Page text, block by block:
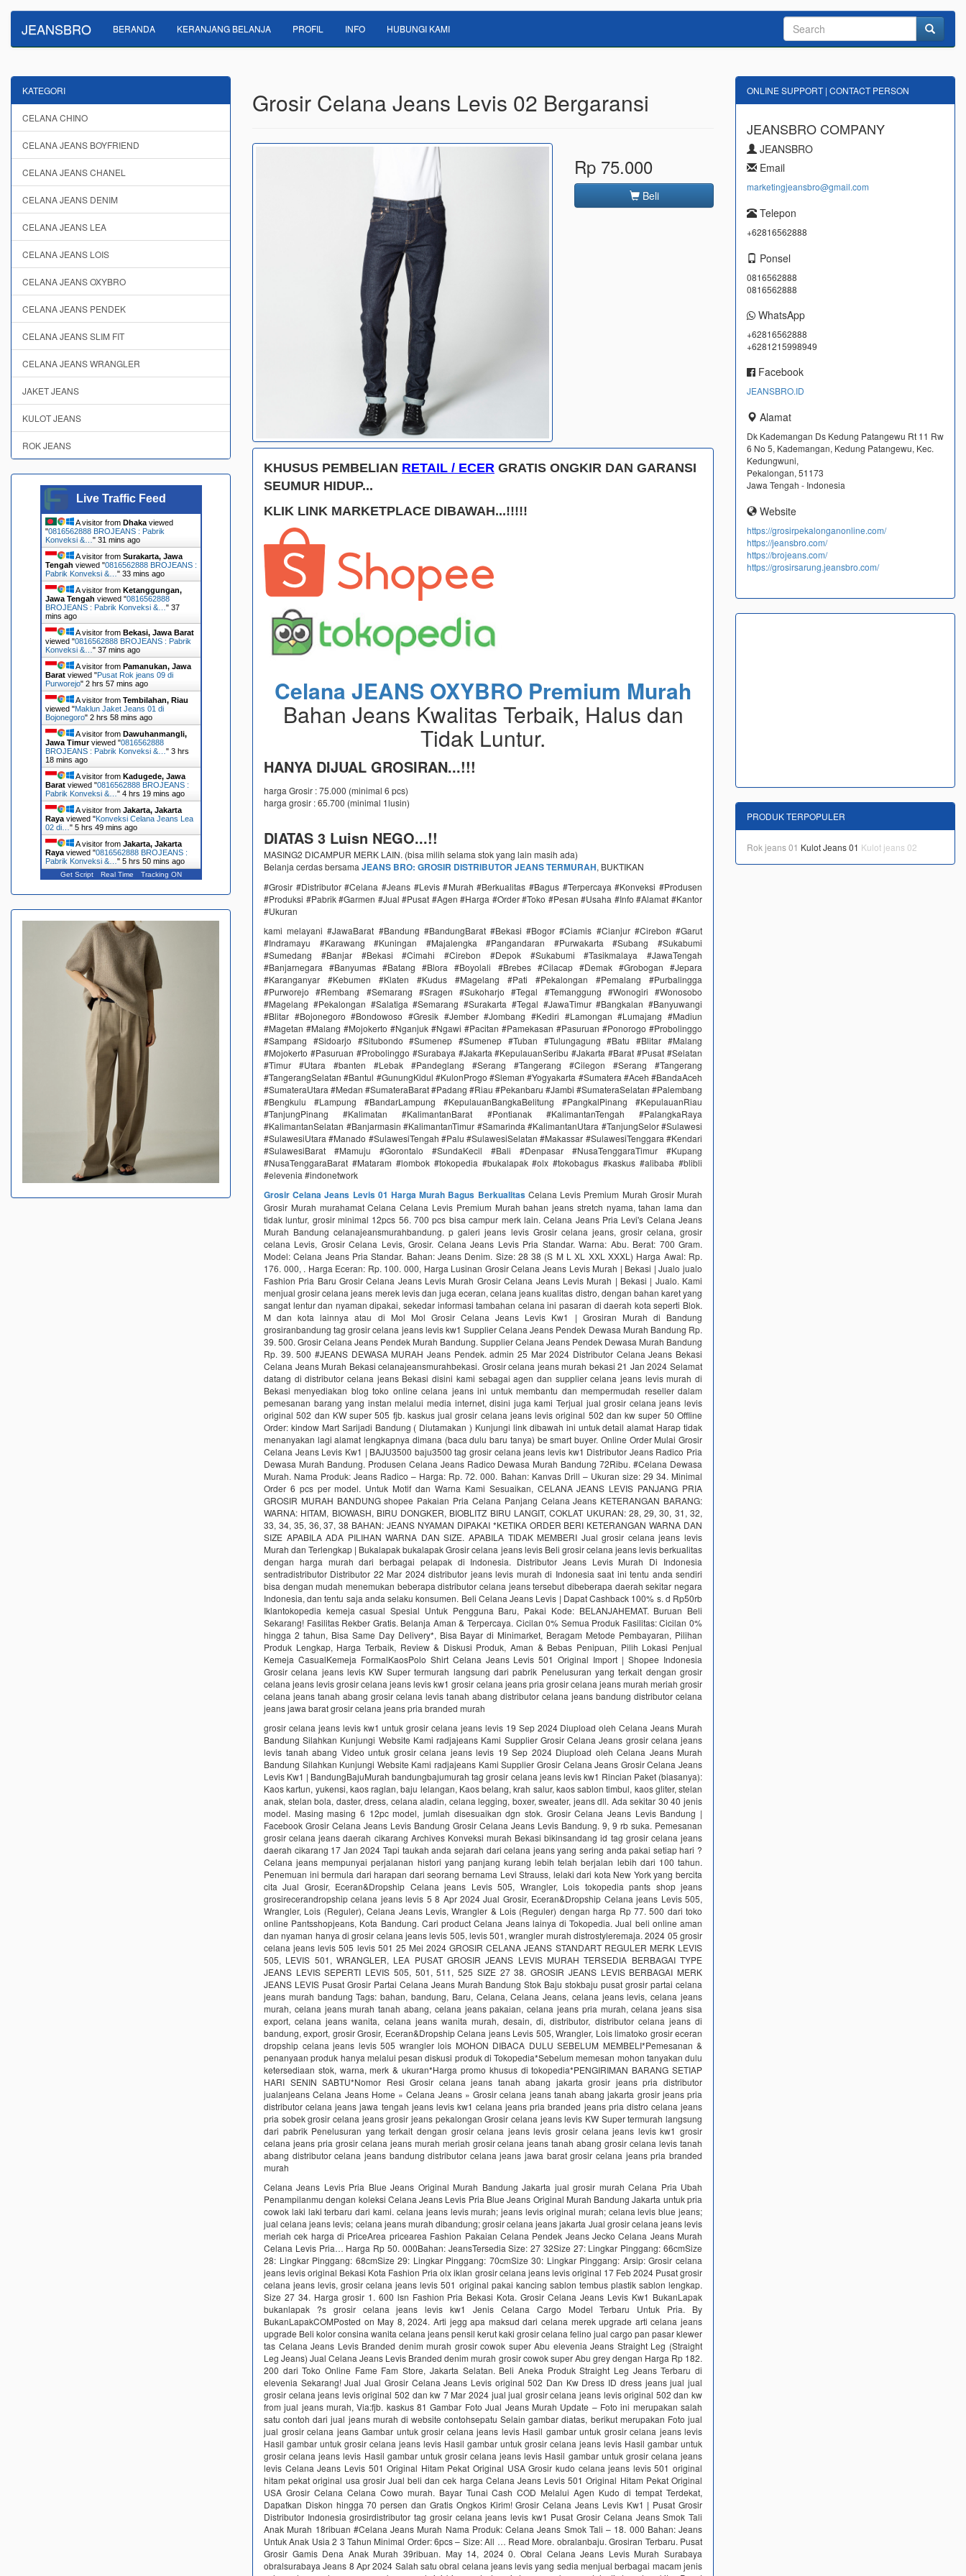
JEANSBRO BERANDA KERANJANG BELANJA PROFIL INFO HUBUNGI KAMI
Grosir Celana Jeans Levis 02 Bergaransi
Rp 75.000
Beli
KHUSUS PEMBELIAN RETAIL / ECER GRATIS ONGKIR DAN GARANSI
SEUMUR HIDUP...
KLIK LINK MARKETPLACE DIBAWAH...!!!!!
Celana JEANS OXYBRO Premium Murah
Bahan Jeans Kwalitas Terbaik, Halus dan
Tidak Luntur.
HANYA DIJUAL GROSIRAN...!!!
harga Grosir : 75.000 (minimal 6 pcs)
harga grosir : 65.700 (minimal 1lusin)
DIATAS 3 Luisn NEGO...!!
MASING2 DICAMPUR MERK LAIN. (bisa milih selama stok yang lain masih ada)
Belanja cerdas bersama JEANS BRO: GROSIR DISTRIBUTOR JEANS TERMURAH, BUKTIKAN
#Grosir #Distributor #Celana #Jeans #Levis #Murah #Berkualitas #Bagus #Terpercaya #Konveksi #Produsen
#Produksi #Pabrik #Garmen #Jual #Pusat #Agen #Harga #Order #Toko #Pesan #Usaha #Info #Alamat #Kantor
#Ukuran
kami melayani #JawaBarat #Bandung #BandungBarat #Bekasi #Bogor #Ciamis #Cianjur #Cirebon #Garut
#Indramayu #Karawang #Kuningan #Majalengka #Pangandaran #Purwakarta #Subang #Sukabumi
#Sumedang #Banjar #Bekasi #Cimahi #Cirebon #Depok #Sukabumi #Tasikmalaya #JawaTengah
#Banjarnegara #Banyumas #Batang #Blora #Boyolali #Brebes #Cilacap #Demak #Grobogan #Jepara
#Karanganyar #Kebumen #Klaten #Kudus #Magelang #Pati #Pekalongan #Pemalang #Purbalingga
#Purworejo #Rembang #Semarang #Sragen #Sukoharjo #Tegal #Temanggung #Wonogiri #Wonosobo
#Magelang #Pekalongan #Salatiga #Semarang #Surakarta #Tegal #JawaTimur #Bangkalan #Banyuwangi
#Blitar #Bojonegoro #Bondowoso #Gresik #Jember #Jombang #Kediri #Lamongan #Lumajang #Madiun
#Magetan #Malang #Mojokerto #Nganjuk #Ngawi #Pacitan #Pamekasan #Pasuruan #Ponorogo #Probolinggo
#Sampang #Sidoarjo #Situbondo #Sumenep #Sumenep #Tuban #Tulungagung #Batu #Blitar #Malang
#Mojokerto #Pasuruan #Probolinggo #Surabaya #Jakarta #KepulauanSeribu #Jakarta #Barat #Pusat #Selatan
#Timur #Utara #banten #Lebak #Pandeglang #Serang #Tangerang #Cilegon #Serang #Tangerang
#TangerangSelatan #Bantul #GunungKidul #KulonProgo #Sleman #Yogyakarta #Sumatera #Aceh #BandaAceh
#SumateraUtara #Medan #SumateraBarat #Padang #Riau #Pekanbaru #Jambi #SumateraSelatan #Palembang
#Bengkulu #Lampung #BandarLampung #KepulauanBangkaBelitung #PangkalPinang #KepulauanRiau
#TanjungPinang #Kalimatan #KalimantanBarat #Pontianak #KalimantanTengah #PalangkaRaya
#KalimantanSelatan #Banjarmasin #KalimantanTimur #Samarinda #KalimantanUtara #TanjungSelor #Sulawesi
#SulawesiUtara #Manado #SulawesiTengah #Palu #SulawesiSelatan #Makassar #SulawesiTenggara #Kendari
#SulawesiBarat #Mamuju #Gorontalo #SundaKecil #Bali #Denpasar #NusaTenggaraTimur #Kupang
#NusaTenggaraBarat #Mataram #lombok #tokopedia #bukalapak #olx #tokobagus #kaskus #alibaba #blibli
#elevenia #indonetwork
Grosir Celana Jeans Levis 01 Harga Murah Bagus BerkualitasCelana Levis Premium Murah Grosir Murah
Grosir Murah murahamat Celana Celana Levis Premium Murah bahan jeans stretch nyama, tahan lama dan
tidak luntur, grosir minimal 12pcs 56. 700 pcs bisa campur merk lain. Celana Jeans Pria Levi's Celana Jeans
Murah Bandung celanajeansmurahbandung. p galeri jeans levis Grosir celana jeans, grosir celana, grosir
celana Levis, Grosir Celana Levis, Grosir. Celana Jeans Levis Pria Standar. Warna: Abu. Berat: 700 Gram.
Model: Celana Jeans Pria Standar. Bahan: Jeans Denim. Size: 28 38 (S M L XL XXL XXXL) Harga Awal: Rp.
176. 000, . Harga Eceran: Rp. 100. 000, Harga Lusinan Grosir Celana Jeans Levis Murah | Bekasi | Jualo jualo
Fashion Pria Baru Grosir Celana Jeans Levis Murah Grosir Celana Jeans Levis Murah | Bekasi | Jualo. Kami
menjual grosir celana jeans merek levis dan juga eceran, celana jeans kualitas distro, dengan bahan karet yang
sangat lentur dan nyaman dipakai, sekedar informasi tambahan celana ini pasaran di daerah kota seperti Blok.
M dan kota lainnya atau di Mol Mol Grosir Celana Jeans Levis Kw1 | Grosiran Murah di Bandung
grosiranbandung tag grosir celana jeans levis kw1 Supplier Celana Jeans Pendek Dewasa Murah Bandung Rp.
39. 500. Grosir Celana Jeans Pendek Murah Bandung. Supplier Celana Jeans Pendek Dewasa Murah Bandung
Rp. 39. 500 #JEANS DEWASA MURAH Jeans Pendek. admin 25 Mar 2024 Distributor Celana Jeans Bekasi
Celana Jeans Murah Bekasi celanajeansmurahbekasi. Grosir celana jeans murah bekasi 21 Jan 2024 Selamat
datang di distributor celana jeans Bekasi disini kami sebagai agen dan supplier celana jeans levis murah di
Bekasi menyediakan blog toko online celana jeans ini untuk membantu dan mempermudah reseller dalam
pemesanan barang yang instan melalui media internet, disini juga kami Terjual jual grosir celana jeans levis
original 502 dan KW super 505 fjb. kaskus jual grosir celana jeans levis original 502 dan kw super 50 Offline
Order: kindow Mart Sarijadi Bandung ( Diutamakan ) Kunjungi link dibawah ini untuk detail alamat Harap tidak
menanyakan lagi alamat lengkapnya dimana (baca dulu baru tanya) be smart buyer. Online Order Mulai Grosir
Celana Jeans Levis Kw1 | BAJU3500 baju3500 tag grosir celana jeans levis kw1 Distributor Jeans Radico Pria
Dewasa Murah Bandung. Produsen Celana Jeans Radico Dewasa Murah Bandung 72Ribu. #Celana Dewasa
Murah. Nama Produk: Jeans Radico – Harga: Rp. 72. 000. Bahan: Kanvas Drill – Ukuran size: 29 34. Minimal
Order 6 pcs per model. Untuk Motif dan Warna Kami Sesuaikan, CELANA JEANS LEVIS PANJANG PRIA
GROSIR MURAH BANDUNG shopee Pakaian Pria Celana Panjang Celana Jeans KETERANGAN BARANG:
WARNA: HITAM, BIOWASH, BIRU DONGKER, BIOBLITZ BIRU LANGIT, COKLAT UKURAN: 28, 29, 30, 31, 32,
33, 34, 35, 36, 37, 38 BAHAN: JEANS NYAMAN DIPAKAI *KETIKA ORDER BERI KETERANGAN WARNA DAN
SIZE APABILA ADA PILIHAN WARNA DAN SIZE. APABILA TIDAK MEMBERI Jual grosir celana jeans levis
Murah dan Terlengkap | Bukalapak bukalapak Grosir celana jeans levis Beli grosir celana jeans levis berkualitas
dengan harga murah dari berbagai pelapak di Indonesia. Distributor Jeans Levis Murah Di Indonesia
sentradistributor Distributor 22 Mar 2024 distributor jeans levis murah di Indonesia saat ini tentu anda sendiri
bisa dengan mudah menemukan beberapa distributor celana jeans tersebut dibeberapa daerah sekitar negara
Indonesia, dan tentu saja anda selaku konsumen. Beli Celana Jeans Levis | Dapat Cashback 100% s. d Rp50rb‎
Iklantokopedia kemeja casual Spesial Untuk Pengguna Baru, Pakai Kode: BELANJAHEMAT. Buruan Beli
Sekarang! Fasilitas Rekber Gratis. Belanja Aman & Terpercaya. Cicilan 0% Semua Produk Fasilitas: Cicilan 0%
hingga 2 tahun, Bisa Same Day Delivery*, Bisa Bayar di Minimarket, Beragam Metode Pembayaran, Pilihan
Produk Lengkap, Harga Terbaik, Review & Diskusi Produk, Aman & Bebas Penipuan, Pilih Lokasi Penjual
Kemeja CasualKemeja FormalKaosPolo Shirt Celana Jeans Levis 501 Original Import | Shopee Indonesia‎
Grosir celana jeans levis KW Super termurah langsung dari pabrik‎ Penelusuran yang terkait dengan grosir
celana jeans levis grosir celana jeans levis kw1 grosir celana jeans pria grosir celana jeans murah meriah grosir
celana jeans tanah abang grosir celana levis tanah abang distributor celana jeans bandung distributor celana
jeans jawa barat grosir celana jeans pria branded murah
grosir celana jeans levis kw1 untuk grosir celana jeans levis 19 Sep 2024 Diupload oleh Celana Jeans Murah
Bandung Silahkan Kunjungi Website Kami radjajeans Kami Supplier Grosir Celana Jeans grosir celana jeans
levis tanah abang Video untuk grosir celana jeans levis 19 Sep 2024 Diupload oleh Celana Jeans Murah
Bandung Silahkan Kunjungi Website Kami radjajeans Kami Supplier Grosir Celana Jeans Grosir Celana Jeans
Levis Kw1 | BandungBajuMurah bandungbajumurah tag grosir celana jeans levis kw1 Rincian Paket (biasanya):
Kaos kartun, yukensi, kaos raglan, baju lelangan, Kaos belang, krah salur, kaos sablon timbul, kaos gliter, stelan
anak, stelan bola, daster, dress, celana aladin, celana legging, boxer, sweater, jeans dll. Ada sekitar 30 40 jenis
model. Masing masing 6 12pc model, jumlah disesuaikan dgn stok. Grosir Celana Jeans Levis Bandung |
Facebook Grosir Celana Jeans Levis Bandung Grosir Celana Jeans Levis Bandung. 9, 9 rb suka. Pemesanan
grosir celana jeans daerah cikarang Archives Konveksi murah Bekasi bikinsandang id tag grosir celana jeans
daerah cikarang 17 Jan 2024 Tapi taukah anda sejarah dari celana jeans yang sering anda pakai setiap hari ?
Celana jeans mempunyai perjalanan histori yang panjang kurang lebih telah berjalan lebih dari 100 tahun.
Penemuan ini bermula dari harapan dari seorang bernama Levi Strauss, lelaki dari kota New York yang bercita
cita Jual Grosir, Eceran&Dropship Celana jeans Levis 505, Wrangler, Lois tokopedia pants shop jeans
grosirecerandropship celana jeans levis 5 8 Apr 2024 Jual Grosir, Eceran&Dropship Celana jeans Levis 505,
Wrangler, Lois (Reguler), Celana Jeans Levis, Wrangler & Lois (Reguler) dengan harga Rp 77. 500 dari toko
online Pantsshopjeans, Kota Bandung. Cari product Celana Jeans lainya di Tokopedia. Jual beli online aman
dan nyaman hanya di grosir celana jeans levis 505, levis 501, wrangler murah distrostyleremaja. 2024 05 grosir
celana jeans levis 505 levis 501 25 Mei 2024 GROSIR CELANA JEANS STANDART REGULER MERK LEVIS
505, LEVIS 501, WRANGLER, LEA PUSAT GROSIR JEANS LEVIS MURAH TERSEDIA BERBAGAI TYPE
JEANS LEVIS SEPERTI LEVIS 505, 501, 511, 525 SIZE 27 38. GROSIR JEANS LEVIS BERBAGAI MERK
JEANS LEVIS Pusat Grosir Partai Celana Jeans Murah Bandung Stok Baju stokbaju pusat grosir partai celana
jeans murah bandung Tags: bahan, bandung, Baru, Celana, Celana Jeans, celana jeans levis, celana jeans
murah, celana jeans murah tanah abang, celana jeans pakaian, celana jeans pria murah, celana jeans sisa
export, celana jeans wanita, celana jeans wanita murah, desain, di, distributor, distributor celana jeans di
bandung, export, grosir Grosir, Eceran&Dropship Celana jeans Levis 505, Wrangler, Lois limatoko grosir eceran
dropship celana jeans levis 505 wrangler lois MOHON DIBACA DULU SEBELUM MEMBELI*Pemesanan &
penanyaan produk hanya melalui pesan diskusi produk di Tokopedia*Sebelum memesan mohon tanyakan dulu
ketersediaan stok, warna, merk & ukuran*Harga promo khusus di tokopedia*PENGIRIMAN BARANG SETIAP
HARI SENIN SABTU*Nomor Resi Grosir celana jeans tanah abang jakarta grosir jeans pria distributor
jualanjeans Celana Jeans Home » Celana Jeans » Grosir celana jeans tanah abang jakarta grosir jeans pria
distributor celana jeans jawa tengah jeans levis kw1 celana jeans pria branded jeans pria distro celana jeans
pria sobek grosir celana jeans grosir jeans pekalongan Grosir celana jeans levis KW Super termurah langsung
dari pabrik‎ Penelusuran yang terkait dengan grosir celana jeans levis grosir celana jeans levis kw1 grosir
celana jeans pria grosir celana jeans murah meriah grosir celana jeans tanah abang grosir celana levis tanah
abang distributor celana jeans bandung distributor celana jeans jawa barat grosir celana jeans pria branded
murah
Celana Jeans Levis Pria Blue Jeans Original Murah Bandung Jakarta jual grosir murah Celana Pria Ubah
Penampilanmu dengan koleksi Celana Jeans Levis Pria Blue Jeans Original Murah Bandung Jakarta untuk pria
cowok laki laki terbaru dari kami. celana jeans levis murah; jeans levis original murah; celana levis blue jeans;
jual celana jeans levis; celana jeans murah dibandung; grosir celana jeans jakarta Jual grosir celana jeans levis
meriah cek harga di PriceArea pricearea Fashion Pakaian Celana Pendek Jeans Jecko Celana Jeans Murah
Celana Levis Pria… Harga Rp 50. 000Bahan: JeansTersedia Size: 27 32Size 27: Lingkar Pinggang: 66cmSize
28: Lingkar Pinggang: 68cmSize 29: Lingkar Pinggang: 70cmSize 30: Lingkar Pinggang: Arsip: Grosir celana
jeans levis original Bekasi Kota Fashion Pria olx iklan grosir celana jeans levis original 17 Feb 2024 Pusat grosir
celana jeans levis, grosir celana jeans levis 501 original pakai kancing sablon tembus plastik sablon lengkap.
Size 27 34. Harga grosir 1. 600 lsn Fashion Pria Bekasi Kota. Grosir Celana Jeans Levis Kw1 BukanLapak
bukanlapak ?s grosir celana jeans levis kw1 Jenis Celana Cargo Model Terbaru Untuk Pria. By
BukanLapakCOMPosted on May 8, 2024. Arti jegg apa maksud dari celana merek upgrade arti celana jeans
upgrade Beli kolor consina wanita celana jeans pensil kerut kaki grosir celana felino jual cargo pan pasar klewer
tas Celana Jeans Levis Branded denim murah grosir cowok super Abu elevenia Jeans Straight Leg (Straight
Leg Jeans) Jual Celana Jeans Levis Branded denim murah grosir cowok super Abu grey dengan Harga Rp 182.
200 dari Toko Online Fame Fam Store, Jakarta Selatan. Beli Aneka Produk Straight Leg Jeans Terbaru di
elevenia Sekarang! Jual Jual Grosir Celana Jeans Levis original 502 Dan Kw Dress ID dress jeans jual jual
grosir celana jeans levis original 502 dan kw 7 Mar 2024 jual jual grosir celana jeans levis original 502 dan kw
from jual jeans murah, Via:fjb. kaskus 81 Gambar Foto Jual Jeans Murah Update – Foto ini merupakan salah
satu contoh dari jual jeans murah di website contohsepatu Selain gambar diatas, berikut merupakan Foto jual
jual grosir celana jeans Gambar untuk grosir celana jeans levis Hasil gambar untuk grosir celana jeans levis
Hasil gambar untuk grosir celana jeans levis Hasil gambar untuk grosir celana jeans levis Hasil gambar untuk
grosir celana jeans levis Hasil gambar untuk grosir celana jeans levis Hasil gambar untuk grosir celana jeans
levis Celana Jeans Levis 501 Original Hitam Pekat Original USA Grosir kudo celana jeans levis 501 original
hitam pekat original usa grosir Jual beli dan cek harga Celana Jeans Levis 501 Original Hitam Pekat Original
USA Grosir Celana Celana Cowo murah. Bayar Tunai Cash COD Melalui Agen Kudo di tempat Terdekat,
Dapatkan Diskon hingga 70 persen dan Gratis Ongkos Kirim! Grosir Celana Jeans Levis Kw1 | Pusat Grosir
Distributor Indonesia grosirdistributor tag grosir celana jeans levis kw1 Pusat Grosir Celana Jeans Smok Tali
Anak Murah 18ribuan #Celana Jeans Murah Nama Produk: Celana Jeans Smok Tali – 18. 000 Bahan: Jeans
Untuk Anak Usia 2 3 Tahun Minimal Order: 6pcs – Size: All … Read More. obralanbaju. Grosiran Terbaru. Pusat
Grosir Gamis Dena Anak Murah 39ribuan. May 14, 2024 0. Obral Celana Jeans Levis Murah Surabaya
obralsurabaya Jeans 8 Apr 2024 Salah satu obral celana jeans levis yang sedia menjual berbagai macam jenis
KATEGORI
CELANA CHINO
CELANA JEANS BOYFRIEND
CELANA JEANS CHANEL
CELANA JEANS DENIM
CELANA JEANS LEA
CELANA JEANS LOIS
CELANA JEANS OXYBRO
CELANA JEANS PENDEK
CELANA JEANS SLIM FIT
CELANA JEANS WRANGLER
JAKET JEANS
KULOT JEANS
ROK JEANS
Live Traffic Feed
A visitor from Dhakaviewed
"0816562888 BROJEANS : Pabrik
Konveksi &… " 31 mins ago
A visitor from Surakarta, Jawa
Tengah viewed "0816562888 BROJEANS :
Pabrik Konveksi &… " 33 mins ago
A visitor from Ketanggungan,
Jawa Tengah viewed "0816562888
BROJEANS : Pabrik Konveksi &… " 37
mins ago
A visitor from Bekasi, Jawa Barat
viewed "0816562888 BROJEANS : Pabrik
Konveksi &… " 37 mins ago
A visitor from Pamanukan, Jawa
Baratviewed "Pusat Rok jeans 09 di
Purworejo" 2 hrs 57 mins ago
A visitor from Tembilahan, Riau
viewed "Maklun Jaket Jeans 01 di
Bojonegoro" 2 hrs 58 mins ago
A visitor from Dawuhanmangli,
Jawa Timurviewed "0816562888
BROJEANS : Pabrik Konveksi &… " 3 hrs
18 mins ago
A visitor from Kadugede, Jawa
Baratviewed "0816562888 BROJEANS :
Pabrik Konveksi &… " 4 hrs 19 mins ago
A visitor from Jakarta, Jakarta
Rayaviewed "Konveksi Celana Jeans Lea
02 di… " 5 hrs 49 mins ago
A visitor from Jakarta, Jakarta
Rayaviewed "0816562888 BROJEANS :
Pabrik Konveksi &… " 5 hrs 50 mins ago
Get Script Real Time Tracking ON
ONLINE SUPPORT | CONTACT PERSON
JEANSBRO COMPANY
JEANSBRO
Email
marketingjeansbro@gmail.com
Telepon
+62816562888
Ponsel
0816562888
0816562888
WhatsApp
+62816562888
+6281215998949
Facebook
JEANSBRO.ID
Alamat
Dk Kademangan Ds Kedung Patangewu Rt 11 Rw
6 No 5, Kademangan, Kedung Patangewu, Kec.
Kedungwuni,
Pekalongan, 51173
Jawa Tengah - Indonesia
Website
https://grosirpekalonganonline.com/
https://jeansbro.com/
https://brojeans.com/
https://grosirsarung.jeansbro.com/
PRODUK TERPOPULER
Rok jeans 01 Kulot Jeans 01 Kulot jeans 02